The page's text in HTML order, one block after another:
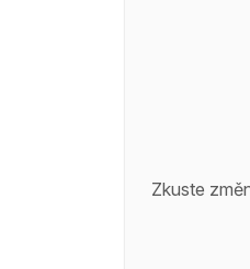
Zkuste